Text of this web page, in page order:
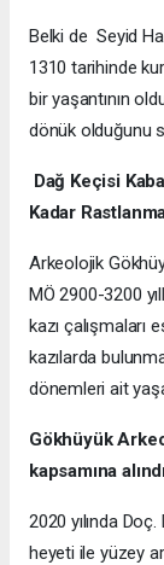
Belki de Seyid
1310 tarihinde
bir yaşantının
dönük olduğunu
Dağ Keçisi
Kadar
Arkeolojik
MÖ 2900-3200
kazı çalışmaları
kazılarda
dönemleri ait
Gökhüyük
kapsamına
2020 yılında
heyeti ile yüzey